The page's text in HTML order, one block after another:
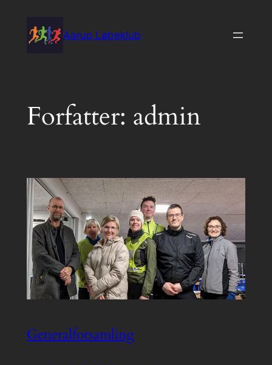
indhold
Aarup Løbeklub
Forfatter: admin
Generalforsamling